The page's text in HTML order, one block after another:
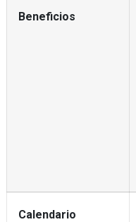
Beneficios
Calendario